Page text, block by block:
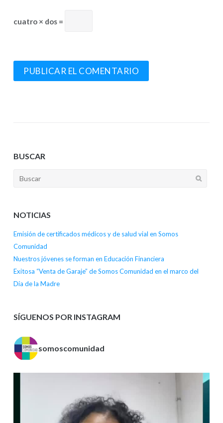
cuatro × dos =
BUSCAR
NOTICIAS
Emisión de certificados médicos y de salud vial en Somos
Comunidad
Nuestros jóvenes se forman en Educación Financiera
Exitosa “Venta de Garaje” de Somos Comunidad en el marco del
Día de la Madre
SÍGUENOS POR INSTAGRAM
somoscomunidad